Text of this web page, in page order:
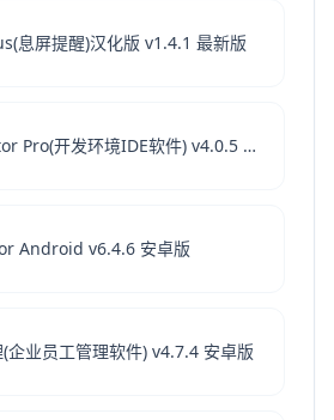
息屏提醒)汉化版 v1.4.1 最新版
HTML Editor Pro(开发环境IDE软件) v4.0.5 安卓版
Android v6.4.6 安卓版
企业员工管理软件) v4.7.4 安卓版